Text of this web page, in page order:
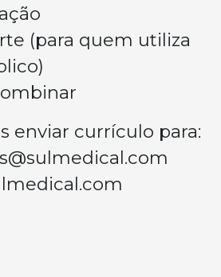
(para quem utiliza
enviar currículo para: